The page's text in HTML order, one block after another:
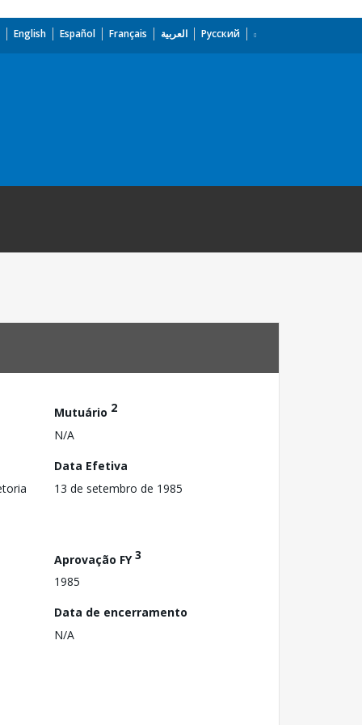
English Español Français العربية Русский
Mutuário 2
N/A
Data Efetiva
13 de setembro de 1985
Aprovação FY3
1985
Data de encerramento
N/A